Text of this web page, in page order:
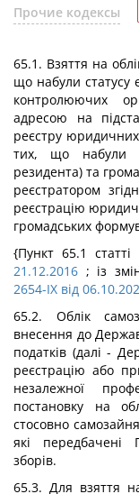
Прочие кодексы
65.1. Взяття на
що набули статусу
контролюючих
адресою на
реєстру юридичних
тих, що набули
резидента) та
реєстратором
реєстрацію
громадських
{Пункт 65.1
21.12.2016 ; із
2654-IX від
65.2. Облік
внесення до
податків (далі -
реєстрацію або
незалежної
постановку на
стосовно
які передбачені
зборів.
65.3. Для взяття